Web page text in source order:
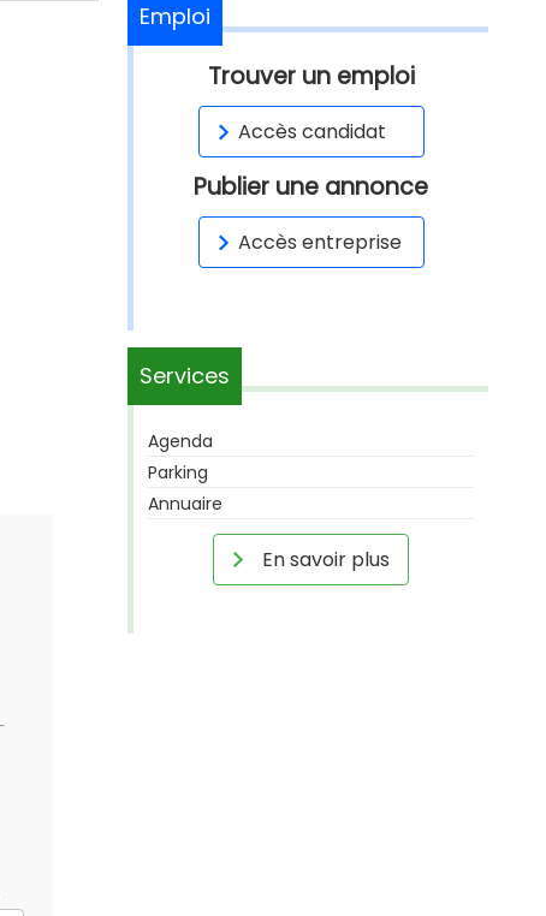
Emploi
Trouver un emploi
Accès candidat
Publier une annonce
Accès entreprise
Services
Agenda
Parking
Annuaire
En savoir plus